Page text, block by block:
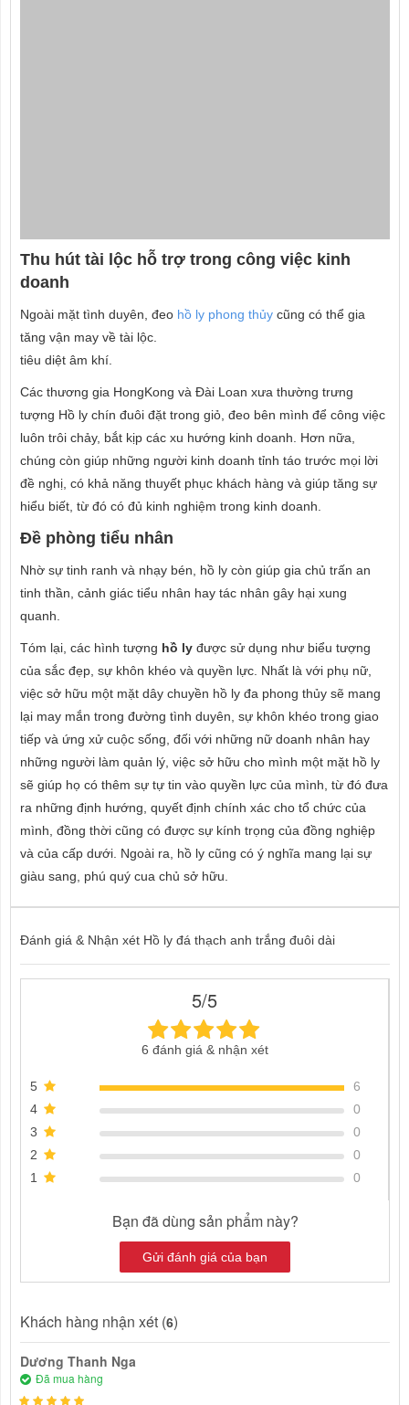
Thu hút tài lộc hỗ trợ trong công việc kinh
doanh
Ngoài mặt tình duyên, đeo hồ ly phong thủy cũng có thể gia
tăng vận may về tài lộc.
tiêu diệt âm khí.
Các thương gia HongKong và Đài Loan xưa thường trưng
tượng Hồ ly chín đuôi đặt trong giỏ, đeo bên mình để công việc
luôn trôi chảy, bắt kịp các xu hướng kinh doanh. Hơn nữa,
chúng còn giúp những người kinh doanh tỉnh táo trước mọi lời
đề nghị, có khả năng thuyết phục khách hàng và giúp tăng sự
hiểu biết, từ đó có đủ kinh nghiệm trong kinh doanh.
Đề phòng tiểu nhân
Nhờ sự tinh ranh và nhạy bén, hồ ly còn giúp gia chủ trấn an
tinh thần, cảnh giác tiểu nhân hay tác nhân gây hại xung
quanh.
Tóm lại, các hình tượng hồ ly được sử dụng như biểu tượng
của sắc đẹp, sự khôn khéo và quyền lực. Nhất là với phụ nữ,
việc sở hữu một mặt dây chuyền hồ ly đa phong thủy sẽ mang
lại may mắn trong đường tình duyên, sự khôn khéo trong giao
tiếp và ứng xử cuộc sống, đối với những nữ doanh nhân hay
những người làm quản lý, việc sở hữu cho mình một mặt hồ ly
sẽ giúp họ có thêm sự tự tin vào quyền lực của mình, từ đó đưa
ra những định hướng, quyết định chính xác cho tổ chức của
mình, đồng thời cũng có được sự kính trọng của đồng nghiệp
và của cấp dưới. Ngoài ra, hồ ly cũng có ý nghĩa mang lại sự
giàu sang, phú quý cua chủ sở hữu.
Đánh giá & Nhận xét Hồ ly đá thạch anh trắng đuôi dài
5/5
6 đánh giá & nhận xét
5
6
4
0
3
0
2
0
1
0
Bạn đã dùng sản phẩm này?
Gửi đánh giá của bạn
Khách hàng nhận xét (6)
Dương Thanh Nga
Đã mua hàng